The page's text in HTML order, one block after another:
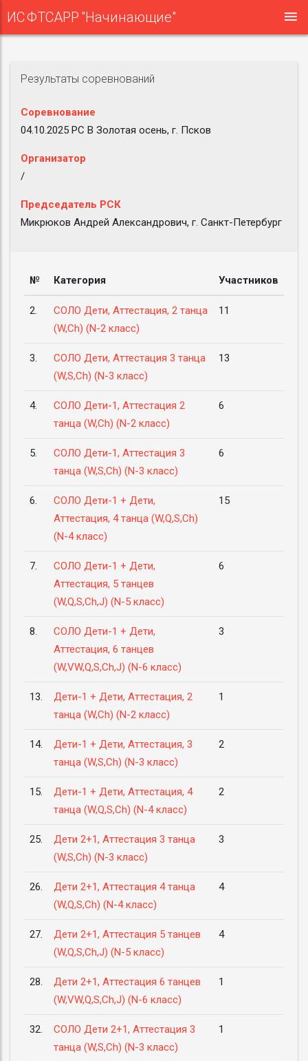
ИС ФТСАРР "Начинающие"
Результаты соревнований
Соревнование
04.10.2025 РС B Золотая осень, г. Псков
Организатор
/
Председатель РСК
Микрюков Андрей Александрович, г. Санкт-Петербург
№ Категория Участников
2.
СОЛО Дети, Аттестация, 2 танца
(W,Ch) (N-2 класс)
11
3.
СОЛО Дети, Аттестация 3 танца
(W,S,Ch) (N-3 класс)
13
4.
СОЛО Дети-1, Аттестация 2
танца (W,Ch) (N-2 класс)
6
5.
СОЛО Дети-1, Аттестация 3
танца (W,S,Ch) (N-3 класс)
6
6.
СОЛО Дети-1 + Дети,
Аттестация, 4 танца (W,Q,S,Ch)
(N-4 класс)
15
7.
СОЛО Дети-1 + Дети,
Аттестация, 5 танцев
(W,Q,S,Ch,J) (N-5 класс)
6
8.
СОЛО Дети-1 + Дети,
Аттестация, 6 танцев
(W,VW,Q,S,Ch,J) (N-6 класс)
3
13.
Дети-1 + Дети, Аттестация, 2
танца (W,Ch) (N-2 класс)
1
14.
Дети-1 + Дети, Аттестация, 3
танца (W,S,Ch) (N-3 класс)
2
15.
Дети-1 + Дети, Аттестация, 4
танца (W,Q,S,Ch) (N-4 класс)
2
25.
Дети 2+1, Аттестация 3 танца
(W,S,Ch) (N-3 класс)
3
26.
Дети 2+1, Аттестация 4 танца
(W,Q,S,Ch) (N-4 класс)
4
27.
Дети 2+1, Аттестация 5 танцев
(W,Q,S,Ch,J) (N-5 класс)
4
28.
Дети 2+1, Аттестация 6 танцев
(W,VW,Q,S,Ch,J) (N-6 класс)
1
32.
СОЛО Дети 2+1, Аттестация 3
танца (W,S,Ch) (N-3 класс)
1